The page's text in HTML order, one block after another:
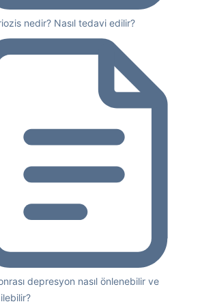
nedir? Nasıl tedavi edilir?
depresyon nasıl önlenebilir ve